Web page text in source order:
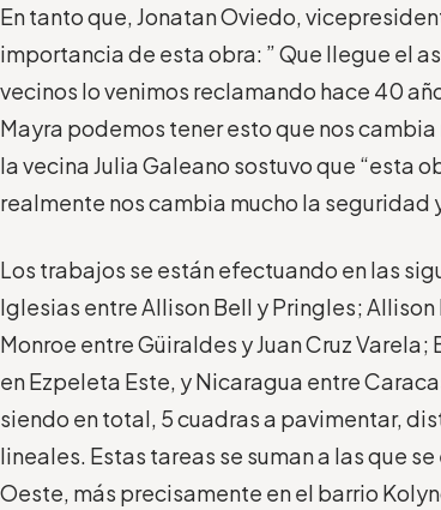
En tanto que, Jonatan Oviedo,
importancia de esta obra: ” Que llegue el
vecinos lo venimos reclamando hace 40
Mayra podemos tener esto que nos cambia
la vecina Julia Galeano sostuvo que “esta
realmente nos cambia mucho la seguridad
Los trabajos se están efectuando en las
Iglesias entre Allison Bell y Pringles;
Monroe entre Güiraldes y Juan Cruz Varela;
en Ezpeleta Este, y Nicaragua entre
siendo en total, 5 cuadras a pavimentar,
lineales. Estas tareas se suman a las que
Oeste, más precisamente en el barrio